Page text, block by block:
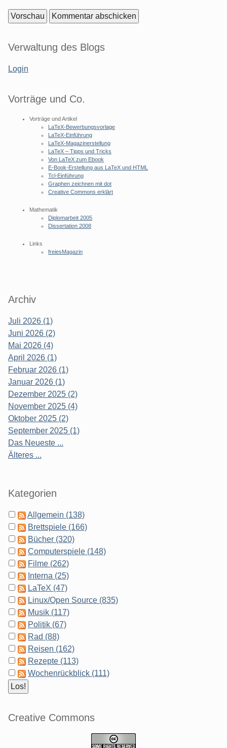
Seitenleiste
Verwaltung des Blogs
Login
Vorträge und Co.
Vorträge und Artikel
LaTeX-Bewerbungsvorlage
LaTeX-Einführung
LaTeX-Magazinerstellung
LaTeX – Tipps und Tricks
Von LaTeX zum Ebook
E-Book-Erstellung aus LaTeX und HTML
Tcl-Einführung
Graphen zeichnen mit dot
Creative Commons erklärt
Mathematik
Diplomarbeit 2005
Dissertation 2008
Links
freiesMagazin
Archiv
Juli 2026 (1)
Juni 2026 (2)
Mai 2026 (4)
April 2026 (1)
Februar 2026 (1)
Januar 2026 (1)
Dezember 2025 (2)
November 2025 (4)
Oktober 2025 (2)
September 2025 (1)
Das Neueste ...
Älteres ...
Kategorien
Allgemein (138)
Brettspiele (166)
Bücher (320)
Computerspiele (148)
Filme (262)
Interna (25)
LaTeX (47)
Linux/Open Source (835)
Musik (117)
Politik (67)
Rad (88)
Reisen (162)
Rezepte (113)
Wochenrückblick (111)
Creative Commons